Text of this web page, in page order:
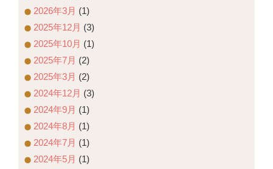
2026年3月 (1)
2025年12月 (3)
2025年10月 (1)
2025年7月 (2)
2025年3月 (2)
2024年12月 (3)
2024年9月 (1)
2024年8月 (1)
2024年7月 (1)
2024年5月 (1)